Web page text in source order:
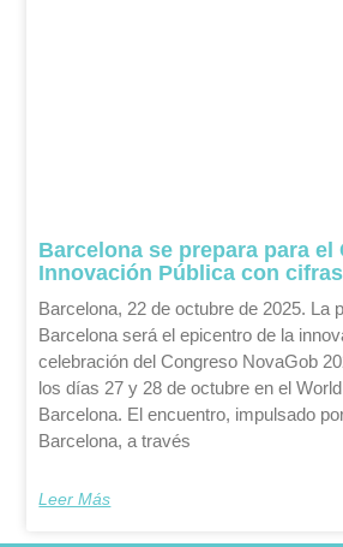
Barcelona se prepara para el
Innovación Pública con
Barcelona, 22 de octubre de 2025. La
Barcelona será el epicentro de la
celebración del Congreso NovaGob
los días 27 y 28 de octubre en el
Barcelona. El encuentro, impulsado
Barcelona, a través
Leer Más